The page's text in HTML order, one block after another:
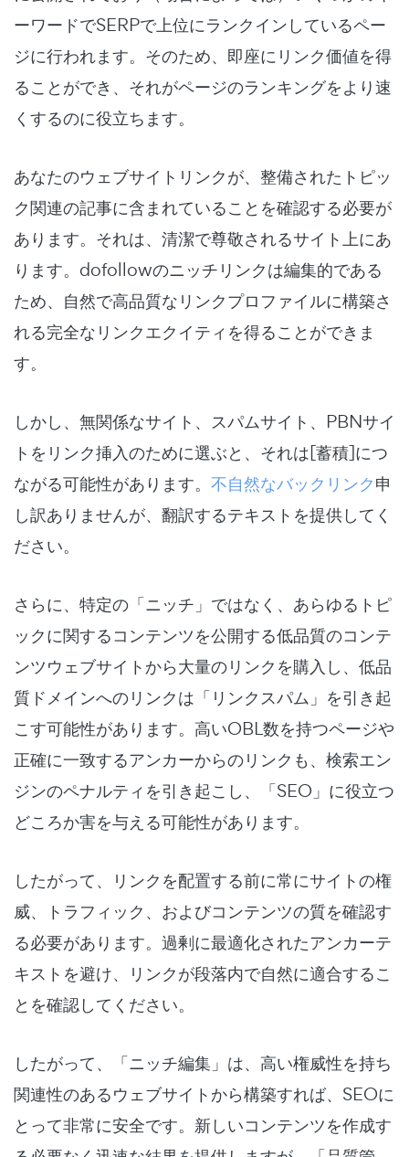
ーワードでSERPで上位にランクインしているペー
ジに行われます。そのため、即座にリンク価値を得
ることができ、それがページのランキングをより速
くするのに役立ちます。
あなたのウェブサイトリンクが、整備されたトピッ
ク関連の記事に含まれていることを確認する必要が
あります。それは、清潔で尊敬されるサイト上にあ
ります。dofollowのニッチリンクは編集的である
ため、自然で高品質なリンクプロファイルに構築さ
れる完全なリンクエクイティを得ることができま
す。
しかし、無関係なサイト、スパムサイト、PBNサイ
トをリンク挿入のために選ぶと、それは[蓄積]につ
ながる可能性があります。 不自然なバックリンク申
し訳ありませんが、翻訳するテキストを提供してく
ださい。
さらに、特定の「ニッチ」ではなく、あらゆるトピ
ックに関するコンテンツを公開する低品質のコンテ
ンツウェブサイトから大量のリンクを購入し、低品
質ドメインへのリンクは「リンクスパム」を引き起
こす可能性があります。高いOBL数を持つページや
正確に一致するアンカーからのリンクも、検索エン
ジンのペナルティを引き起こし、「SEO」に役立つ
どころか害を与える可能性があります。
したがって、リンクを配置する前に常にサイトの権
威、トラフィック、およびコンテンツの質を確認す
る必要があります。過剰に最適化されたアンカーテ
キストを避け、リンクが段落内で自然に適合するこ
とを確認してください。
したがって、「ニッチ編集」は、高い権威性を持ち
関連性のあるウェブサイトから構築すれば、SEOに
とって非常に安全です。新しいコンテンツを作成す